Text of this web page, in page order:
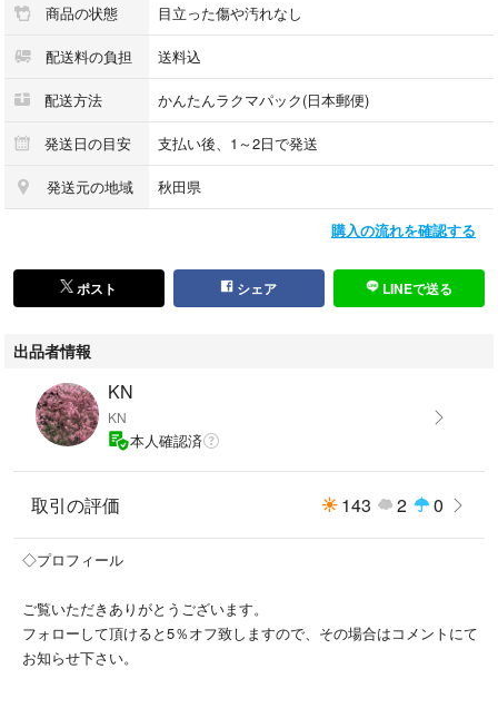
ネイビー系
○素材
コットン 100%
簡易包装にて1〜2日程度で発送いたします。
仕事の都合で遅れる場合がございますのでご了承ください。
サイズ···S
カラー···ネイビー系
柄・デザイン···プリント（ロゴなど）
商品の状態 目立った傷や汚れなし
配送料の負担 送料込
配送方法 かんたんラクマパック(日本郵便)
発送日の目安 支払い後、1～2日で発送
発送元の地域 秋田県
購入の流れを確認する
ポスト シェア LINEで送る
出品者情報
KN
KN
本人確認済
取引の評価 143 2 0
◇プロフィール
ご覧いただきありがとうございます。
フォローして頂けると5％オフ致しますので、その場合はコメントにて
お知らせ下さい。